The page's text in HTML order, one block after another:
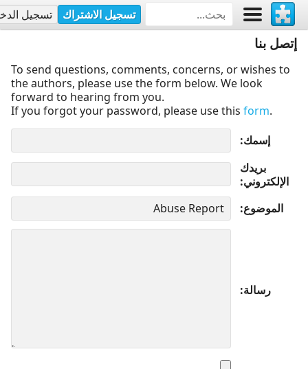
تسجيل الاشتراك تسجيل
إتصل بنا
To send questions, comments, concerns, or wishes to
the authors, please use the form below. We look
forward to hearing from you.
If you forgot your password, please use this form.
إسمك
بريدك
الإلكتروني
الموضوع
رسالة